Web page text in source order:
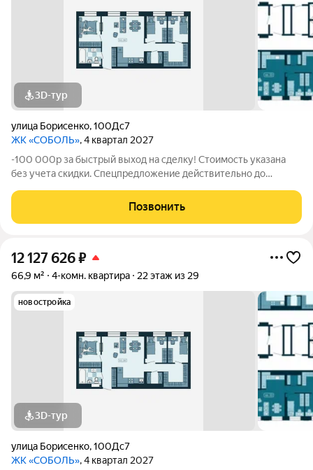
3D-тур
улица Борисенко,100Дс7
ЖК «СОБОЛЬ», 4 квартал 2027
-100 000р за быстрый выход на сделку! Стоимость указана
без учета скидки. Спецпредложение действительно до
пришлем вам ссылку на 3D аэротур по ЖК "Соболь" Квартира
№255 на 24 этаже Отделка:
Позвонить
12 127 626₽
66,9 м² 4-комн. квартира 22 этаж из 29
новостройка
3D-тур
улица Борисенко,100Дс7
ЖК «СОБОЛЬ», 4 квартал 2027